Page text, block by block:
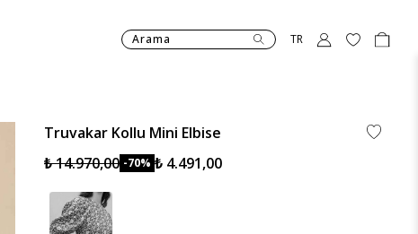
Arama TR
Truvakar Kollu Mini Elbise
₺ 14.970,00 -70% ₺ 4.491,00